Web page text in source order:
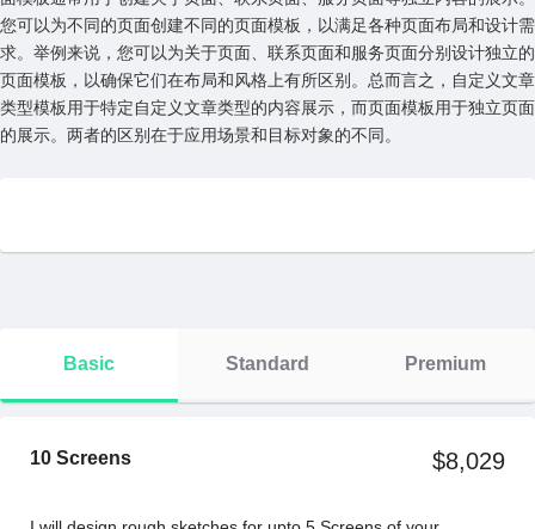
您可以为不同的页⾯创建不同的页⾯模板，以满⾜各种页⾯布局和设计需
求。举例来说，您可以为关于页⾯、联系页⾯和服务页⾯分别设计独⽴的
页⾯模板，以确保它们在布局和风格上有所区别。总⽽⾔之，⾃定义⽂章
类型模板⽤于特定⾃定义⽂章类型的内容展⽰，⽽页⾯模板⽤于独⽴页⾯
的展⽰。两者的区别在于应⽤场景和⽬标对象的不同。
Basic Standard Premium
10 Screens $8,029